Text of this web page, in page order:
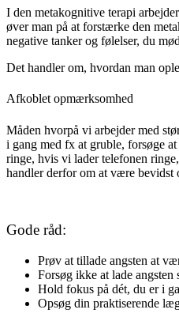
I den metakognitive terapi
øver man på at forstærke den
negative tanker og følelser, du
Det handler om, hvordan man
Afkoblet opmærksomhed
Måden hvorpå vi arbejder med
i gang med fx at gruble, forsøge
ringe, hvis vi lader telefonen
handler derfor om at være bevidst
Gode råd:
Prøv at tillade angsten at
Forsøg ikke at lade
Hold fokus på dét, du er i
Opsøg din praktiserende